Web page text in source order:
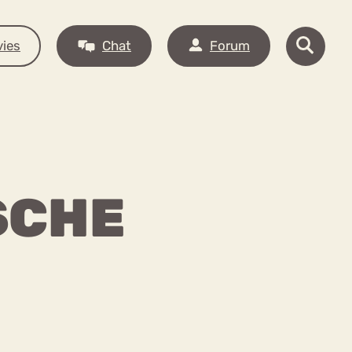
Chat Forum